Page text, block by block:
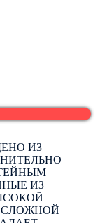
ИЗ
ИЗ
СЛОЖНОЙ